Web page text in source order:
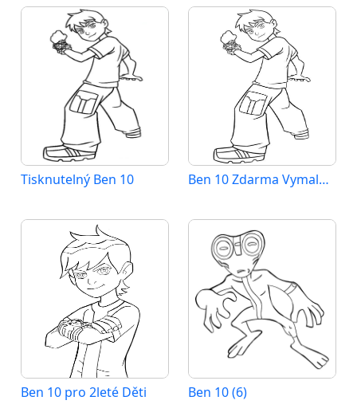
Tisknutelný Ben 10 Ben 10 Zdarma Vymalovatelné Obrázek
Ben 10 pro 2leté Děti Ben 10 (6)